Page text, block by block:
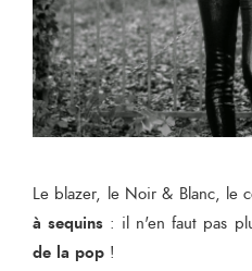
Le blazer, le Noir & Blanc, le
à sequins : il n'en faut pas
de la pop !